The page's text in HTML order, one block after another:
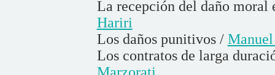
La recepción del daño
Hariri
Los daños punitivos /
Los contratos de larga